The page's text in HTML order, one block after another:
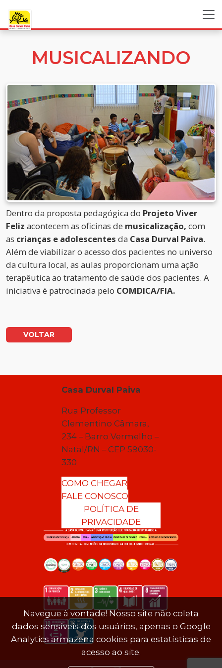
MUSICALIZANDO
Dentro da proposta pedagógica do Projeto Viver
Feliz acontecem as oficinas de musicalização, com
as crianças e adolescentes da Casa Durval Paiva.
Além de viabilizar o acesso dos pacientes no universo
da cultura local, as aulas proporcionam uma ação
terapêutica ao tratamento de saúde dos pacientes. A
iniciativa é patrocinada pelo COMDICA/FIA.
VOLTAR
Casa Durval Paiva
Rua Professor
Clementino Câmara,
234 – Barro Vermelho –
Natal/RN – CEP 59030-
330
COMO CHEGAR
FALE CONOSCO
POLÍTICA DE
PRIVACIDADE
Navegue à vontade! Nosso site não coleta
dados sensíveis dos usuários, apenas o Google
Analytics armazena cookies para estatísticas de
acesso ao site.